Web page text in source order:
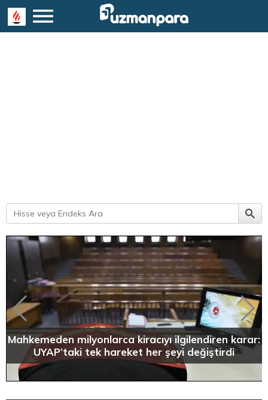
Mahkemeden milyonlarca kiracıyı ilgilendiren karar:
UYAP’taki tek hareket her şeyi değiştirdi